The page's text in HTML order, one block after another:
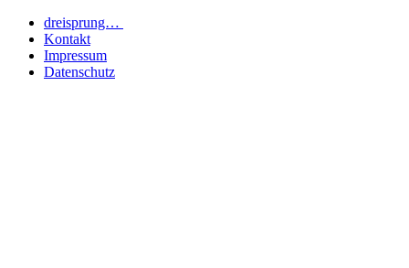
dreisprung…
Kontakt
Impressum
Datenschutz